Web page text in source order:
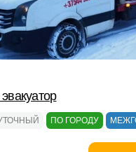
ПО ГОРОДУ